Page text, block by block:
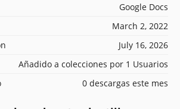
Google Docs
March 2, 2022
July 16, 2026
Añadido a colecciones por 1 Usuarios
0 descargas este mes